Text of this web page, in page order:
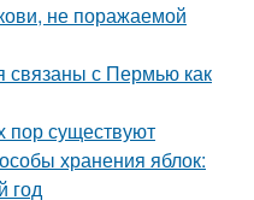
не поражаемой
связаны с Пермью как
пор существуют
хранения яблок:
год